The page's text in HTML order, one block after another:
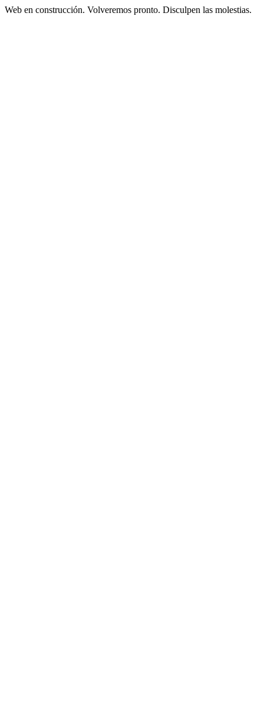
Web en construcción. Volveremos pronto. Disculpen las molestias.